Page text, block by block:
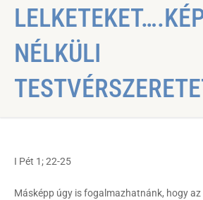
NÉLKÜLI
I Pét 1; 22-25
Másképp úgy is fogalmazhatnánk, hogy az